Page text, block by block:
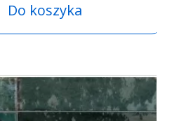
Do koszyka